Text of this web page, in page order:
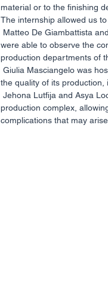
material or to the finishing
The internship allowed us
were able to observe the
production departments of
the quality of its production,
production complex,
complications that may